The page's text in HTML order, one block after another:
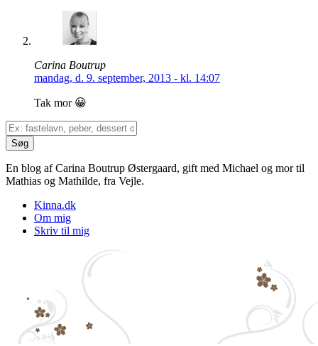
Carina Boutrup
mandag, d. 9. september, 2013 - kl. 14:07
Tak mor 😀
En blog af Carina Boutrup Østergaard, gift med Michael og mor til
Mathias og Mathilde, fra Vejle.
Kinna.dk
Om mig
Skriv til mig